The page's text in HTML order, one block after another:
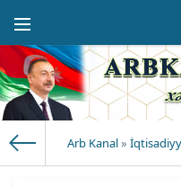
Arb Kanal»